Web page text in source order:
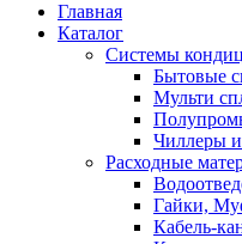
Главная
Каталог
Системы
Бытовые
Мульти
Чиллеры
Расходные
Гайки,
Кабель-